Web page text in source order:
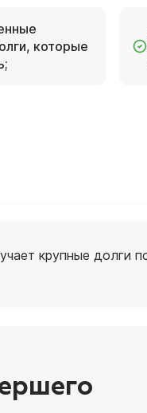
которые
крупные долги